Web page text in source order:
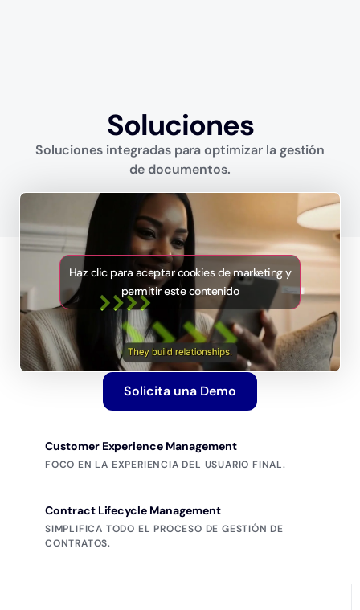
Soluciones
Soluciones integradas para optimizar la gestión
de documentos.
Haz clic para aceptar cookies de marketing y
permitir este contenido
Solicita una Demo
Customer Experience Management
FOCO EN LA EXPERIENCIA DEL USUARIO FINAL.
Contract Lifecycle Management
SIMPLIFICA TODO EL PROCESO DE GESTIÓN DE
CONTRATOS.